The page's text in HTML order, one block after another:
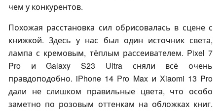
чем у конкурентов.
Похожая расстановка сил обрисовалась в сцене с
книжкой. Здесь у нас был один источник света,
лампа с кремовым, тёплым рассеивателем. Pixel 7
Pro и Galaxy S23 Ultra сняли всё очень
правдоподобно. iPhone 14 Pro Max и Xiaomi 13 Pro
дали не слишком правильные цвета, что особо
заметно по розовым оттенкам на обложках книг.